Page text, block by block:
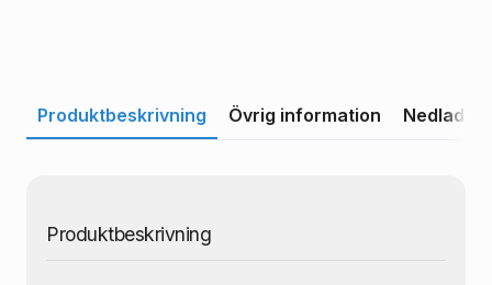
Produktbeskrivning Övrig information
Produktbeskrivning